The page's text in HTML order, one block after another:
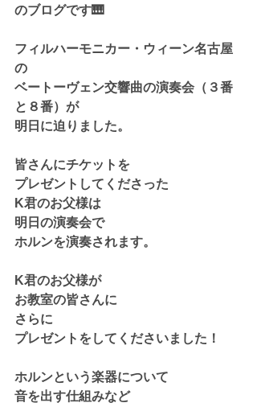
のブログです🎹
フィルハーモニカー・ウィーン名古屋
の
ベートーヴェン交響曲の演奏会（３番
と８番）が
明日に迫りました。
皆さんにチケットを
プレゼントしてくださった
K君のお父様は
明日の演奏会で
ホルンを演奏されます。
K君のお父様が
お教室の皆さんに
さらに
プレゼントをしてくださいました！
ホルンという楽器について
音を出す仕組みなど